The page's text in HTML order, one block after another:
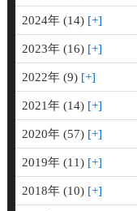
2024年 (14)
2023年 (16)
2022年 (9)
2021年 (14)
2020年 (57)
2019年 (11)
2018年 (10)